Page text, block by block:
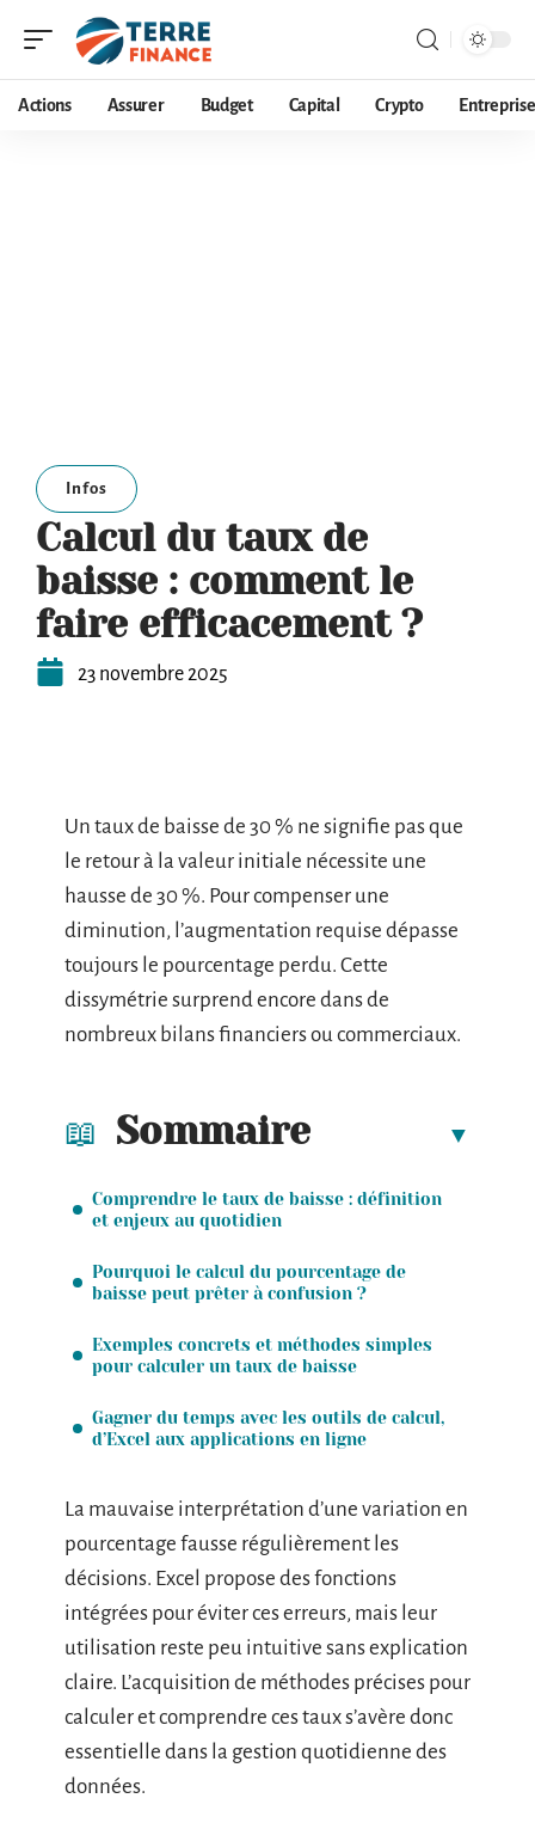
Actions Assurer Budget Capital Crypto Entreprise
Infos
Calcul du taux de
baisse : comment le
faire efficacement ?
23 novembre 2025
Un taux de baisse de 30 % ne signifie pas que
le retour à la valeur initiale nécessite une
hausse de 30 %. Pour compenser une
diminution, l’augmentation requise dépasse
toujours le pourcentage perdu. Cette
dissymétrie surprend encore dans de
nombreux bilans financiers ou commerciaux.
Sommaire
Comprendre le taux de baisse : définition
et enjeux au quotidien
Pourquoi le calcul du pourcentage de
baisse peut prêter à confusion ?
Exemples concrets et méthodes simples
pour calculer un taux de baisse
Gagner du temps avec les outils de calcul,
d’Excel aux applications en ligne
La mauvaise interprétation d’une variation en
pourcentage fausse régulièrement les
décisions. Excel propose des fonctions
intégrées pour éviter ces erreurs, mais leur
utilisation reste peu intuitive sans explication
claire. L’acquisition de méthodes précises pour
calculer et comprendre ces taux s’avère donc
essentielle dans la gestion quotidienne des
données.